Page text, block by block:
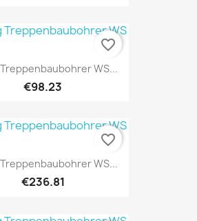
Treppenbaubohrer WS...
€98.23
favorite_border
Treppenbaubohrer WS...
€236.81
favorite_border